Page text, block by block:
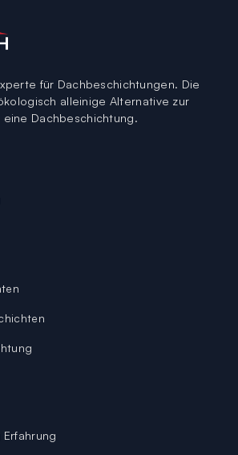
für Dachbeschichtungen. Die
alleinige Alternative zur
Dachbeschichtung.